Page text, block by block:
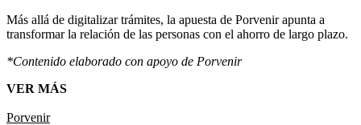
Más allá de digitalizar trámites, la apuesta de Porvenir apunta a
transformar la relación de las personas con el ahorro de largo plazo.
*Contenido elaborado con apoyo de Porvenir
VER MÁS
Porvenir